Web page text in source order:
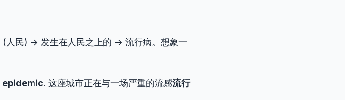
(人民) -> 发生在人民之上的 -> 流行病。想象一
epidemic. 这座城市正在与一场严重的流感流行